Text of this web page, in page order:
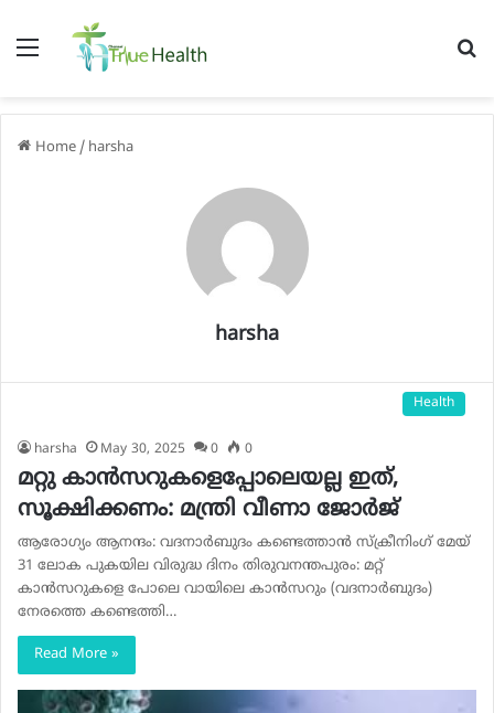
Menu
Home / harsha
harsha
Health
harsha May 30, 2025 0 0
മറ്റു കാൻസറുകളെപ്പോലെയല്ല ഇത്,
സൂക്ഷിക്കണം: മന്ത്രി വീണാ ജോര്‍ജ്
ആരോഗ്യം ആനന്ദം: വദനാര്‍ബുദം കണ്ടെത്താന്‍ സ്‌ക്രീനിംഗ് മേയ്
31 ലോക പുകയില വിരുദ്ധ ദിനം തിരുവനന്തപുരം: മറ്റ്
കാന്‍സറുകളെ പോലെ വായിലെ കാന്‍സറും (വദനാര്‍ബുദം)
നേരത്തെ കണ്ടെത്തി…
Read More »